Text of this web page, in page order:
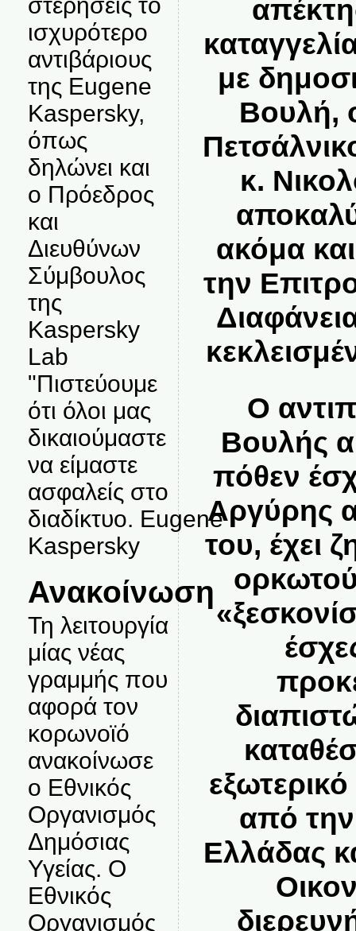
ισχυρότερο
αντιβάριους
της Eugene
Kaspersky,
όπως
δηλώνει και
ο Πρόεδρος
και
Διευθύνων
Σύμβουλος
της
Kaspersky
Lab
"Πιστεύουμε
ότι όλοι μας
δικαιούμαστε
να είμαστε
ασφαλείς στο
διαδίκτυο. Eugene
Kaspersky
Ανακοίνωση
Τη λειτουργία
μίας νέας
γραμμής που
αφορά τον
κορωνοϊό
ανακοίνωσε
ο Εθνικός
Οργανισμός
Δημόσιας
Υγείας. Ο
Εθνικός
Οργανισμός
με
Βουλή,
κ.
ακόμα
την
Ο
Βουλής
πόθεν
Αργύρης
του, έχει
από
Ελλάδας